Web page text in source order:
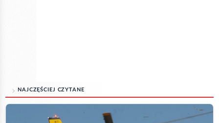
NAJCZĘŚCIEJ CZYTANE